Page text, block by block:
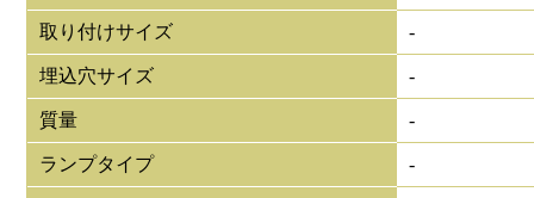
取り付けサイズ -
埋込穴サイズ -
質量 -
ランプタイプ -